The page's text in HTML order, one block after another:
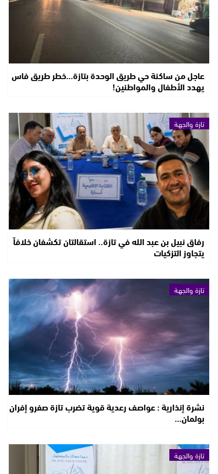
عاجل من ساكنة حي طريق الوحدة بتازة…خطر طريق فاس
يهدد الأطفال والمواطنين!
تازة والجهة
رفاق نبيل بن عبد الله في تازة.. استقالتان تكشفان خلافاً
يتجاوز التزكيات
تازة والجهة
نشرة إنذارية : عواصف رعدية قوية تضرب تازة صفرو إفران
بولمان…
تازة والجهة